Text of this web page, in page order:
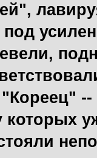
которых